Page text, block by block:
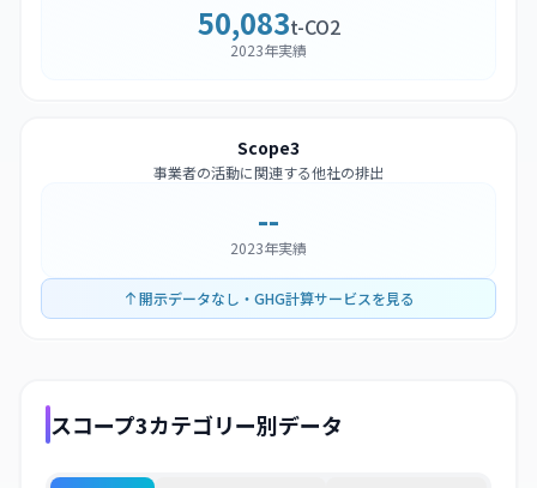
50,083t-CO2
2023年実績
Scope3
事業者の活動に関連する他社の排出
--
2023年実績
開示データなし・GHG計算サービスを見る
スコープ3カテゴリー別データ